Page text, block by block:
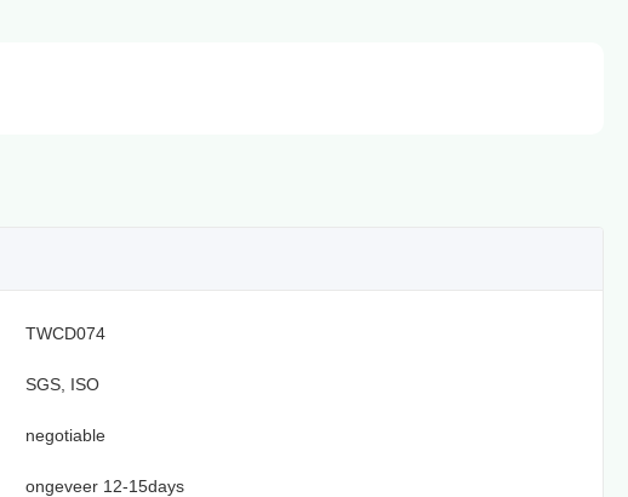
TWCD074
SGS, ISO
negotiable
ongeveer 12-15days